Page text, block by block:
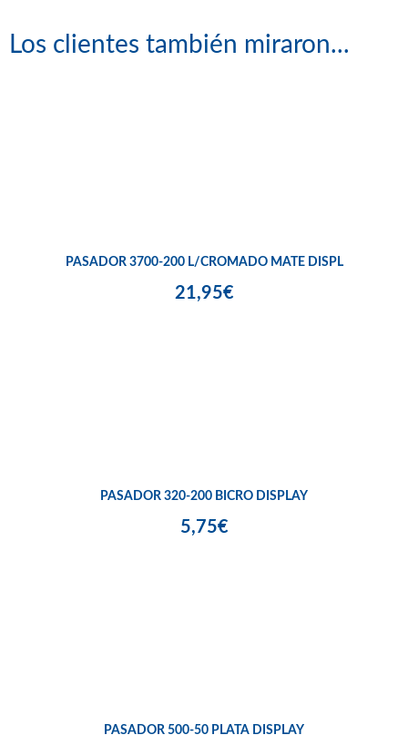
Los clientes también miraron...
PASADOR 3700-200 L/CROMADO MATE DISPL
21,95€
PASADOR 320-200 BICRO DISPLAY
5,75€
PASADOR 500-50 PLATA DISPLAY